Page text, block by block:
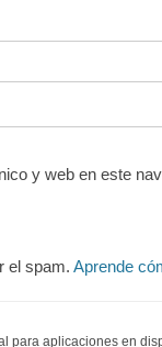
y web en este
el spam. Aprende
para aplicaciones en